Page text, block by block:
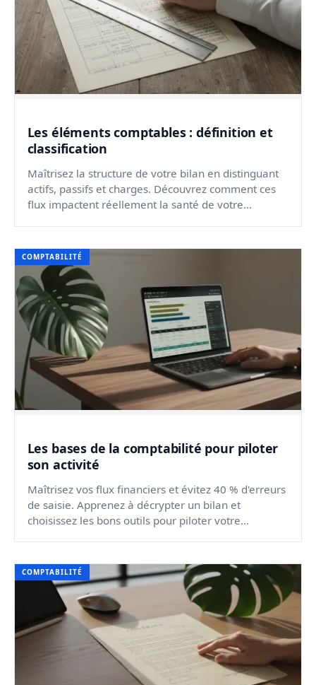
Les éléments comptables : définition et
classification
Maîtrisez la structure de votre bilan en distinguant
actifs, passifs et charges. Découvrez comment ces
flux impactent réellement la santé de votre
COMPTABILITÉ
Les bases de la comptabilité pour piloter
son activité
Maîtrisez vos flux financiers et évitez 40 % d'erreurs
de saisie. Apprenez à décrypter un bilan et
choisissez les bons outils pour piloter votre
COMPTABILITÉ